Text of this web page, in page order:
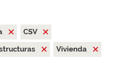
CSV
Vivienda